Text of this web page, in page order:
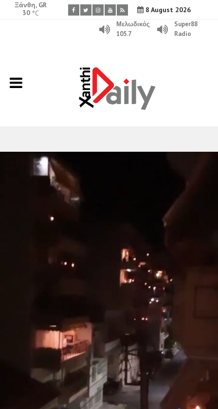
8 August 2026
Ξάνθη, GR
30 °C
Μελωδικός
105.7
Super88
Radio